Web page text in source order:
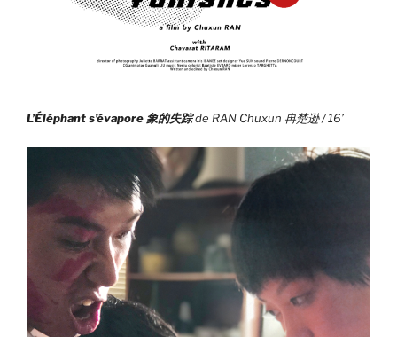
L’Éléphant s’évapore 象的失踪de RAN Chuxun 冉楚逊 / 16’